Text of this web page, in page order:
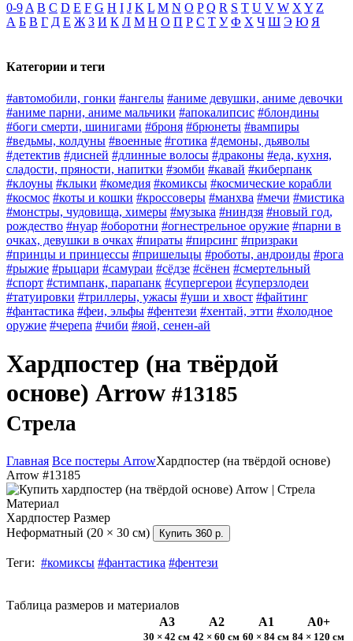
0-9 A B C D E F G H I J K L M N O P Q R S T U V W X Y Z
А Б В Г Д Е Ж З И К Л М Н О П Р С Т У Ф Х Ч Ш Э Ю Я
Категории и теги
#автомобили, гонки #ангелы #аниме девушки, аниме девочки
#аниме парни, аниме мальчики #апокалипсис #блондины
#боги смерти, шинигами #броня #брюнеты #вампиры
#ведьмы, колдуны #военные #готика #демоны, дьяволы
#детектив #дисней #длинные волосы #драконы #еда, кухня,
сладости, пряности, напитки #зомби #кавай #киберпанк
#клоуны #клыки #комедия #комиксы #космические корабли
#космос #коты и кошки #кроссоверы #манхва #мечи #мистика
#монстры, чудовища, химеры #музыка #ниндзя #новый год,
рождество #нуар #оборотни #огнестрельное оружие #парни в
очках, девушки в очках #пираты #пирсинг #призраки
#принцы и принцессы #пришельцы #роботы, андроиды #рога
#рыжие #рыцари #самураи #сёдзе #сёнен #смертельный
#спорт #стимпанк, парапанк #супергерои #суперзлодеи
#татуировки #триллеры, ужасы #уши и хвост #файтинг
#фантастика #феи, эльфы #фентези #хентай, этти #холодное
оружие #черепа #чиби #яой, сенен-ай
Хардпостер (на твёрдой
основе) Arrow #13185
Стрела
Главная Все постеры ArrowХардпостер (на твёрдой основе)
Arrow #13185
Материал
Хардпостер Размер
Неформатный (20 × 30 см)
Купить 360 р.
Теги: #комиксы #фантастика #фентези
Таблица размеров и материалов
А3
30 × 42 см
А2
42 × 60 см
А1
60 × 84 см
А0+
84 × 120 см